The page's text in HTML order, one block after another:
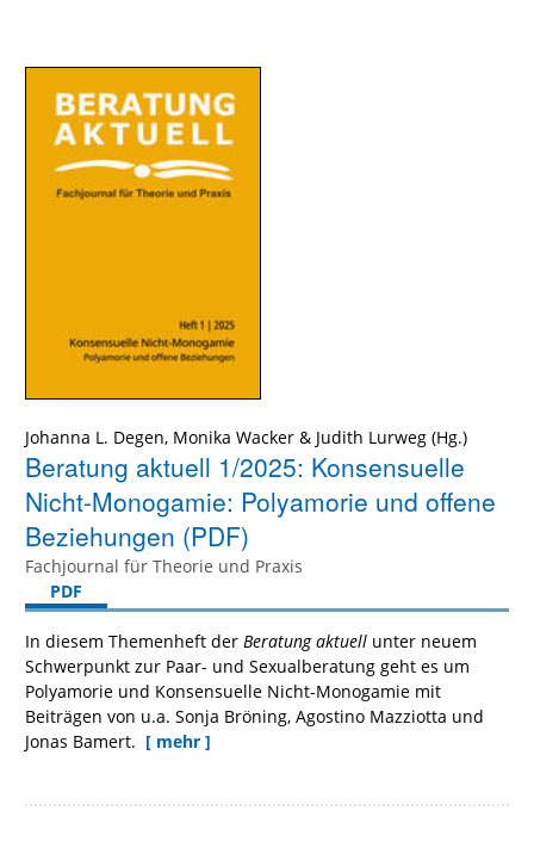
Johanna L. Degen, Monika Wacker & Judith Lurweg
Beratung aktuell 1/2025: Konsensuelle
Nicht-Monogamie: Polyamorie und offene
Beziehungen (PDF)
Fachjournal für Theorie und Praxis
PDF
In diesem Themenheft der Beratung aktuell unter neuem
Schwerpunkt zur Paar- und Sexualberatung geht es um
Polyamorie und Konsensuelle Nicht-Monogamie mit
Beiträgen von u.a. Sonja Bröning, Agostino Mazziotta und
Jonas Bamert. [ mehr ]